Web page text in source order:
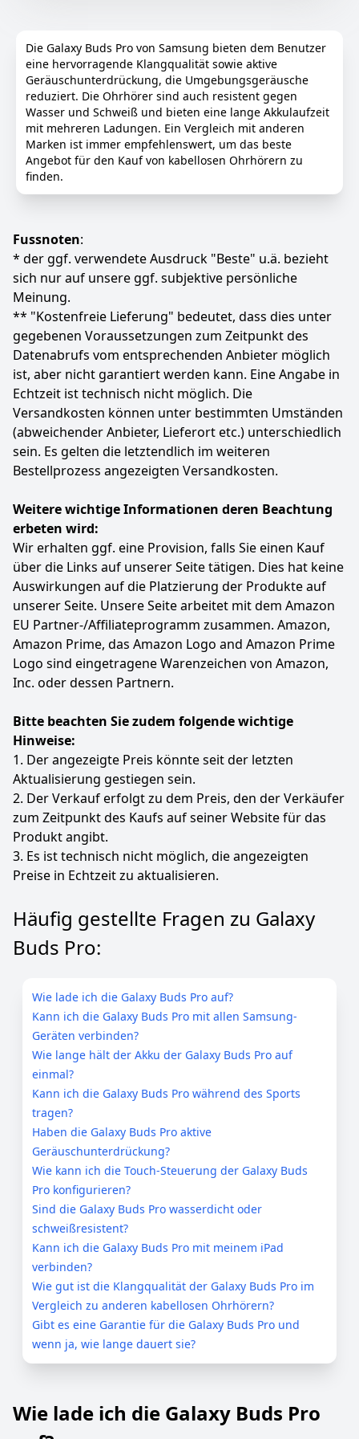
ANC: Hören Sie, was Sie wollen und nicht, was Sie
nicht mit verbesserter aktiver Geräuschunterdrückung
haben.
Klare Anrufe: Dank der hervorragenden Anrufqualität
und der verbesserten
Hintergrundgeräuschreduzierung auf Galaxy Buds3
FE können Sie bei Telefongesprächen mit Familie und
Freunden sicher hören und gehört werden.
【Echtzeit-Interpreter】 Wenn Sie mit kompatiblen
Samsung Galaxy-Geräten gekoppelt sind, können Sie
【Einfaches Pairing und Auto Switch】Nahtlos
verbinden und zwischen Ihren Galaxy-Geräten
wechseln. Galaxy Buds3 FE Pair mühelos und
automatisch zwischen Ihrem Telefon zu Tab zu PC, je
nach Bedarf.
【Find My Earbuds】Nicht sicher, wo Ihre Knospen
sind? Find My Earbuds führt Sie zu ihrem letzten
Standort. Außerdem übermittelt der Lost Mode eine
Nachricht an denjenigen, der Ihre Buds gefunden
hat, damit Sie sie leicht abrufen können.
Farbe Hersteller Gewicht
Schwarz Samsung -
8499 €
Anzeigen
Die Galaxy Buds Pro von Samsung bieten dem Benutzer
eine hervorragende Klangqualität sowie aktive
Geräuschunterdrückung, die Umgebungsgeräusche
reduziert. Die Ohrhörer sind auch resistent gegen
Wasser und Schweiß und bieten eine lange Akkulaufzeit
mit mehreren Ladungen. Ein Vergleich mit anderen
Marken ist immer empfehlenswert, um das beste
Angebot für den Kauf von kabellosen Ohrhörern zu
finden.
Fussnoten:
* der ggf. verwendete Ausdruck "Beste" u.ä. bezieht
sich nur auf unsere ggf. subjektive persönliche
Meinung.
** "Kostenfreie Lieferung" bedeutet, dass dies unter
gegebenen Voraussetzungen zum Zeitpunkt des
Datenabrufs vom entsprechenden Anbieter möglich
ist, aber nicht garantiert werden kann. Eine Angabe in
Echtzeit ist technisch nicht möglich. Die
Versandkosten können unter bestimmten Umständen
(abweichender Anbieter, Lieferort etc.) unterschiedlich
sein. Es gelten die letztendlich im weiteren
Bestellprozess angezeigten Versandkosten.
Weitere wichtige Informationen deren Beachtung
erbeten wird:
Wir erhalten ggf. eine Provision, falls Sie einen Kauf
über die Links auf unserer Seite tätigen. Dies hat keine
Auswirkungen auf die Platzierung der Produkte auf
unserer Seite. Unsere Seite arbeitet mit dem Amazon
EU Partner-/Affiliateprogramm zusammen. Amazon,
Amazon Prime, das Amazon Logo and Amazon Prime
Logo sind eingetragene Warenzeichen von Amazon,
Inc. oder dessen Partnern.
Bitte beachten Sie zudem folgende wichtige
Hinweise:
1. Der angezeigte Preis könnte seit der letzten
Aktualisierung gestiegen sein.
2. Der Verkauf erfolgt zu dem Preis, den der Verkäufer
zum Zeitpunkt des Kaufs auf seiner Website für das
Produkt angibt.
3. Es ist technisch nicht möglich, die angezeigten
Preise in Echtzeit zu aktualisieren.
Häufig gestellte Fragen zu Galaxy
Buds Pro:
Wie lade ich die Galaxy Buds Pro auf?
Kann ich die Galaxy Buds Pro mit allen Samsung-
Geräten verbinden?
Wie lange hält der Akku der Galaxy Buds Pro auf
einmal?
Kann ich die Galaxy Buds Pro während des Sports
tragen?
Haben die Galaxy Buds Pro aktive
Geräuschunterdrückung?
Wie kann ich die Touch-Steuerung der Galaxy Buds
Pro konfigurieren?
Sind die Galaxy Buds Pro wasserdicht oder
schweißresistent?
Kann ich die Galaxy Buds Pro mit meinem iPad
verbinden?
Wie gut ist die Klangqualität der Galaxy Buds Pro im
Vergleich zu anderen kabellosen Ohrhörern?
Gibt es eine Garantie für die Galaxy Buds Pro und
wenn ja, wie lange dauert sie?
Wie lade ich die Galaxy Buds Pro